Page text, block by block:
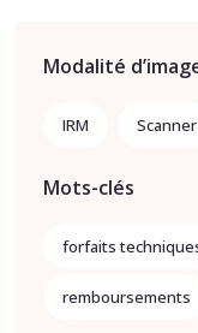
Modalité
IRM Scanner
Mots-clés
forfaits
remboursements